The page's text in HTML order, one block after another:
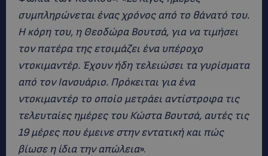
συμπληρώνεται ένας χρόνος από το θάνατό του.
Η κόρη του, η Θεοδώρα Βουτσά, για να τιμήσει
τον πατέρα της ετοιμάζει ένα υπέροχο
ντοκιμαντέρ. Έχουν ήδη τελειώσει τα γυρίσματα
από τον Ιανουάριο. Πρόκειται για ένα
ντοκιμαντέρ το οποίο μετράει αντίστροφα τις
τελευταίες ημέρες του Κώστα Βουτσά, αυτές τις
19 μέρες που έμεινε στην εντατική και πώς
βίωσε η ίδια την απώλεια».